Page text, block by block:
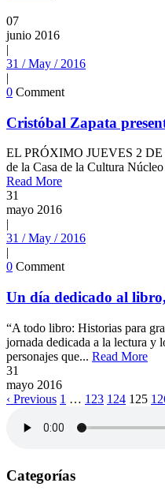
07
junio 2016
|
31 / May / 2016
|
0 Comment
Cristóbal Zapata
EL PRÓXIMO JUEVES 2 DE
de la Casa de la Cultura
Read More
31
mayo 2016
|
31 / May / 2016
|
0 Comment
Un día dedicado al
“A todo libro: Historias para
jornada dedicada a la lectura y
personajes que... Read More
31
mayo 2016
‹ Previous 1 … 123 124 125
Categorías